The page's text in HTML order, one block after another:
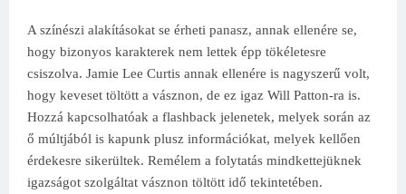
A színészi alakításokat se érheti panasz, annak ellenére se,
hogy bizonyos karakterek nem lettek épp tökéletesre
csiszolva. Jamie Lee Curtis annak ellenére is nagyszerű volt,
hogy keveset töltött a vásznon, de ez igaz Will Patton-ra is.
Hozzá kapcsolhatóak a flashback jelenetek, melyek során az
ő múltjából is kapunk plusz információkat, melyek kellően
érdekesre sikerültek. Remélem a folytatás mindkettejüknek
igazságot szolgáltat vásznon töltött idő tekintetében.